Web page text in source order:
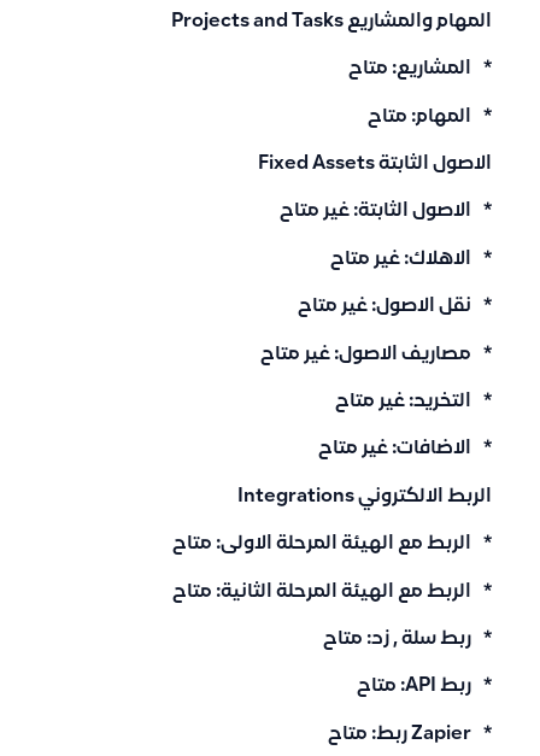
المهام والمشاريع Projects and Tasks
* المشاريع: متاح
* المهام: متاح
الاصول الثابتة Fixed Assets
* الاصول الثابتة: غير متاح
* الاهلاك: غير متاح
* نقل الاصول: غير متاح
* مصاريف الاصول: غير متاح
* التخريد: غير متاح
* الاضافات: غير متاح
الربط الالكتروني Integrations
* الربط مع الهيئة المرحلة الاولى: متاح
* الربط مع الهيئة المرحلة الثانية: متاح
* ربط سلة , زد: متاح
* ربط API: متاح
* Zapier ربط: متاح